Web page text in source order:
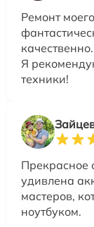
Ремонт
Я
техники!
Прекрасное
удивлена
мастеров,
ноутбуком.